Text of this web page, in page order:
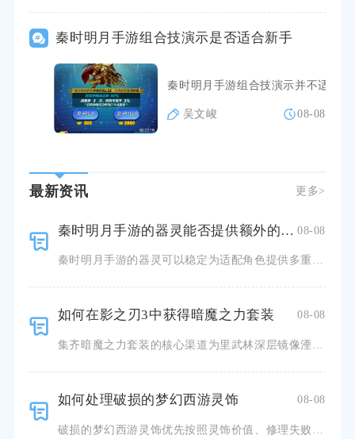
秦时明月手游组合技演示是否适合新手
秦时明月手游组合技演示并不适合
吴文峻 08-08
最新资讯 更多>
秦时明月手游的器灵能否提供额外的能力 08-08
如何在影之刃3中获得暗魔之力套装 08-08
如何处理破损的梦幻西游灵饰 08-08